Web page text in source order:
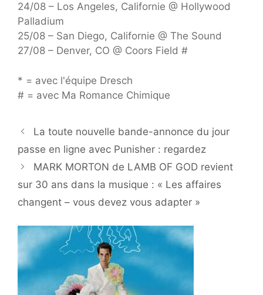
24/08 – Los Angeles, Californie @ Hollywood
Palladium
25/08 – San Diego, Californie @ The Sound
27/08 – Denver, CO @ Coors Field #
* = avec l'équipe Dresch
# = avec Ma Romance Chimique
La toute nouvelle bande-annonce du jour
passe en ligne avec Punisher : regardez
MARK MORTON de LAMB OF GOD revient
sur 30 ans dans la musique : « Les affaires
changent – ​​vous devez vous adapter »